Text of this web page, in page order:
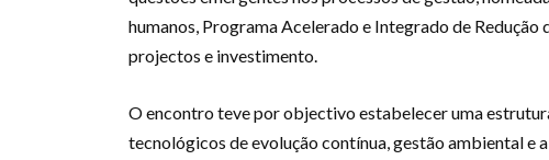
humanos, Programa Acelerado e Integrado de Redução
projectos e investimento.
O encontro teve por objectivo estabelecer uma
tecnológicos de evolução contínua, gestão ambiental e